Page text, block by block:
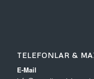
TELEFONLAR &
E-Mail